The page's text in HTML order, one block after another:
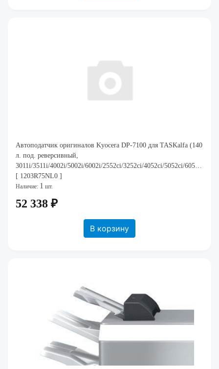
Автоподатчик оригиналов Kyocera DP-7100 для TASKalfa (140
л. под. реверсивный,
3011i/3511i/4002i/5002i/6002i/2552ci/3252ci/4052ci/5052ci/6052ci)
[ 1203R75NL0 ]
Наличие: 1 шт.
52 338 ₽
В корзину